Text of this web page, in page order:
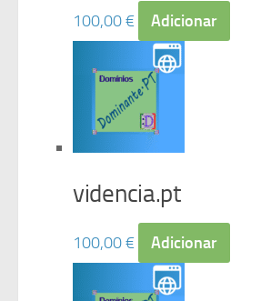
100,00€ Adicionar
videncia.pt
100,00€ Adicionar